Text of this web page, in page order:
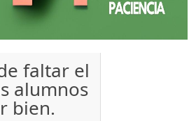
faltar el
alumnos
bien.